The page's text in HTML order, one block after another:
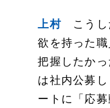
上村こうし
欲を持った
把握したか
は社内公募
ートに「応